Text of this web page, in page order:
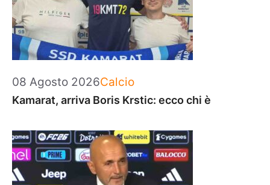
08 Agosto 2026Categorie
Calcio
Kamarat, arriva Boris Krstic: ecco chi è